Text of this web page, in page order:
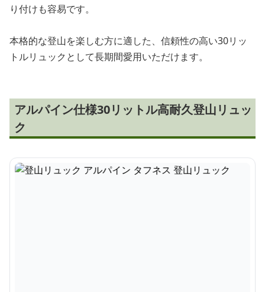
り付けも容易です。
本格的な登山を楽しむ方に適した、信頼性の高い30リッ
トルリュックとして長期間愛用いただけます。
アルパイン仕様30リットル高耐久登山リュッ
ク